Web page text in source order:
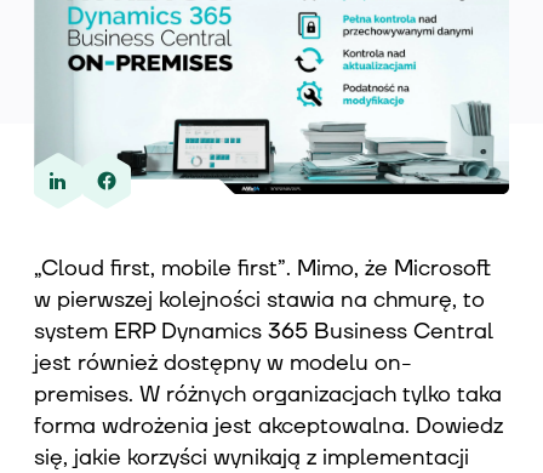
O nas
Kontakt
„Cloud first, mobile first”. Mimo, że Microsoft
w pierwszej kolejności stawia na chmurę, to
system ERP Dynamics 365 Business Central
jest również dostępny w modelu on-
premises. W różnych organizacjach tylko taka
forma wdrożenia jest akceptowalna. Dowiedz
się, jakie korzyści wynikają z implementacji